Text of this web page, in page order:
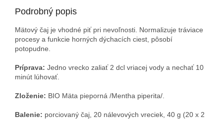
Podrobný popis
Mätový čaj je vhodné piť pri nevoľnosti. Normalizuje tráviace
procesy a funkcie horných dýchacích ciest, pôsobí
potopudne.
Príprava: Jedno vrecko zaliať 2 dcl vriacej vody a nechať 10
minút lúhovať.
Zloženie: BIO Mäta pieporná /Mentha piperita/.
Balenie: porciovaný čaj, 20 nálevových vreciek, 40 g (20 x 2